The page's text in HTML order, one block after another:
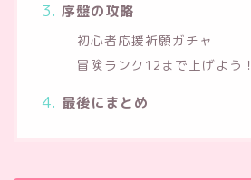
序盤の攻略
初心者応援祈願ガチャ
冒険ランク12まで上げよう！
最後にまとめ